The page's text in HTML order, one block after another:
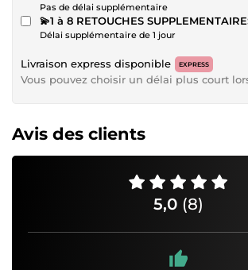
Pas de délai supplémentaire
💫1 à 8 RETOUCHES
Délai supplémentaire de 1 jour
Livraison express disponible EXPRESS
Vous pouvez choisir un délai plus court
Avis des clients
5,0 (8)